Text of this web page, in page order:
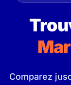
Comparez